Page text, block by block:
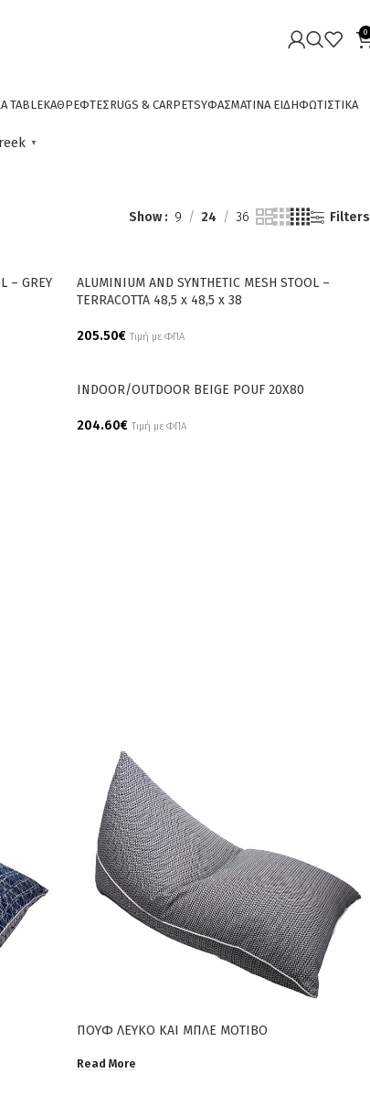
0
TABLEΚΑΘΡΕΦΤΕΣRUGS & CARPETSΥΦΑΣΜΑΤΙΝΑ ΕΙΔΗΦΩΤΙΣΤΙΚΑ
▼
Show 9 24 36 Filters
– GREY
ALUMINIUM AND SYNTHETIC MESH STOOL –
TERRACOTTA 48,5 x 48,5 x 38
205.50€ Τιμή με ΦΠΑ
INDOOR/OUTDOOR BEIGE POUF 20X80
204.60€ Τιμή με ΦΠΑ
ΠΟΥΦ ΛΕΥΚΟ ΚΑΙ ΜΠΛΕ ΜΟΤΙΒΟ
Read More